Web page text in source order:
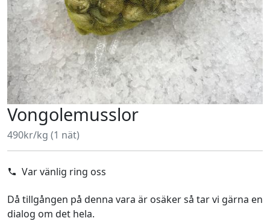
Vongolemusslor
490kr/kg (1 nät)
Var vänlig ring oss
Då tillgången på denna vara är osäker så tar vi gärna en
dialog om det hela.